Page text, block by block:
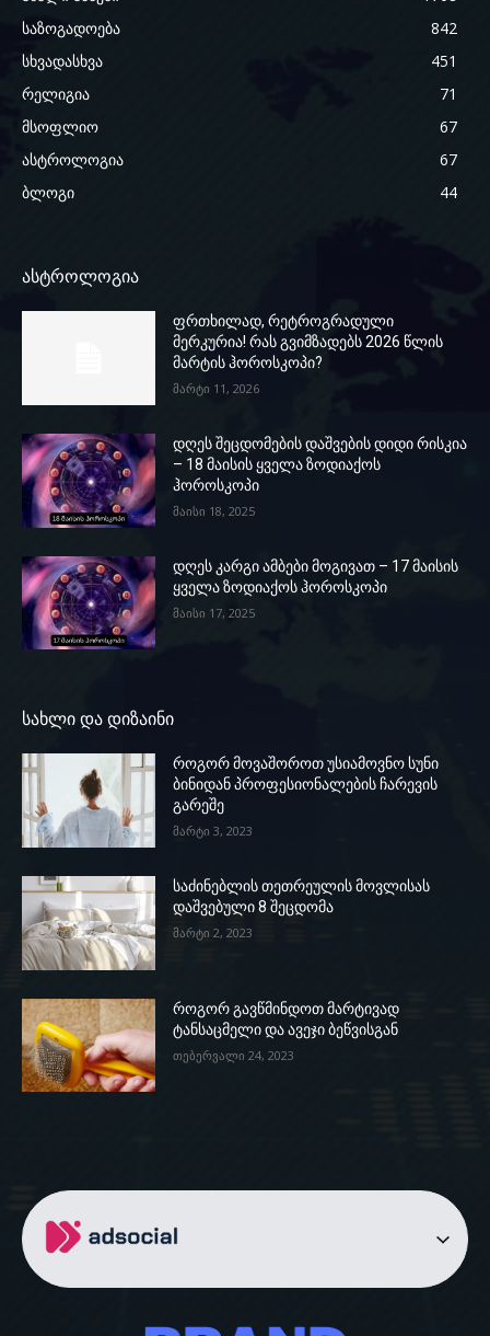
საზოგადოება
842
სხვადასხვა
451
რელიგია
71
მსოფლიო
67
ასტროლოგია
67
ბლოგი
44
ასტროლოგია
ფრთხილად, რეტროგრადული
მერკურია! რას გვიმზადებს 2026 წლის
მარტის ჰოროსკოპი?
მარტი 11, 2026
დღეს შეცდომების დაშვების დიდი რისკია
– 18 მაისის ყველა ზოდიაქოს
ჰოროსკოპი
მაისი 18, 2025
დღეს კარგი ამბები მოგივათ – 17 მაისის
ყველა ზოდიაქოს ჰოროსკოპი
მაისი 17, 2025
სახლი და დიზაინი
როგორ მოვაშოროთ უსიამოვნო სუნი
ბინიდან პროფესიონალების ჩარევის
გარეშე
მარტი 3, 2023
საძინებლის თეთრეულის მოვლისას
დაშვებული 8 შეცდომა
მარტი 2, 2023
როგორ გავწმინდოთ მარტივად
ტანსაცმელი და ავეჯი ბეწვისგან
თებერვალი 24, 2023